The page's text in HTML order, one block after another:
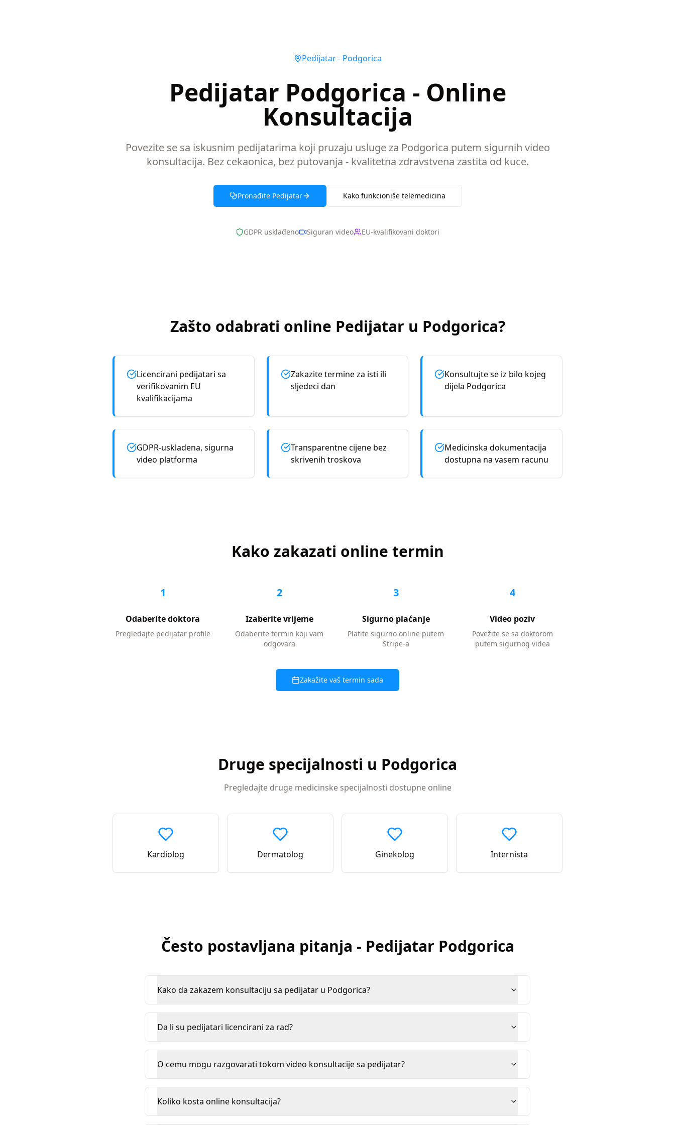
Pedijatar- Podgorica
Pedijatar Podgorica - Online
Konsultacija
Povezite se sa iskusnim pedijatarima koji pruzaju usluge za Podgorica putem sigurnih video
konsultacija. Bez cekaonica, bez putovanja - kvalitetna zdravstvena zastita od kuce.
Pronađite Pedijatar Kako funkcioniše telemedicina
GDPR usklađeno Siguran video EU-kvalifikovani doktori
Zašto odabrati online Pedijatar u Podgorica?
Licencirani pedijatari sa
verifikovanim EU
kvalifikacijama
Zakazite termine za isti ili
sljedeci dan
Konsultujte se iz bilo kojeg
dijela Podgorica
GDPR-uskladena, sigurna
video platforma
Transparentne cijene bez
skrivenih troskova
Medicinska dokumentacija
dostupna na vasem racunu
Kako zakazati online termin
1
Odaberite doktora
Pregledajte pedijatar profile
2
Izaberite vrijeme
Odaberite termin koji vam
odgovara
3
Sigurno plaćanje
Platite sigurno online putem
Stripe-a
4
Video poziv
Povežite se sa doktorom
putem sigurnog videa
Zakažite vaš termin sada
Druge specijalnosti u Podgorica
Pregledajte druge medicinske specijalnosti dostupne online
Kardiolog Dermatolog Ginekolog Internista
Često postavljana pitanja - Pedijatar Podgorica
Kako da zakazem konsultaciju sa pedijatar u Podgorica?
Da li su pedijatari licencirani za rad?
O cemu mogu razgovarati tokom video konsultacije sa pedijatar?
Koliko kosta online konsultacija?